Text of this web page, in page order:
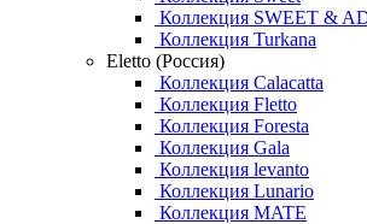
Коллекция SWEET &
Коллекция Turkana
Eletto (Россия)
Коллекция Calacatta
Коллекция Fletto
Коллекция Foresta
Коллекция Gala
Коллекция levanto
Коллекция Lunario
Коллекция MATE